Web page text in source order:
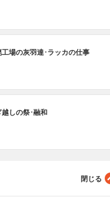
工場の灰羽達･ラッカの仕事
しの祭･融和